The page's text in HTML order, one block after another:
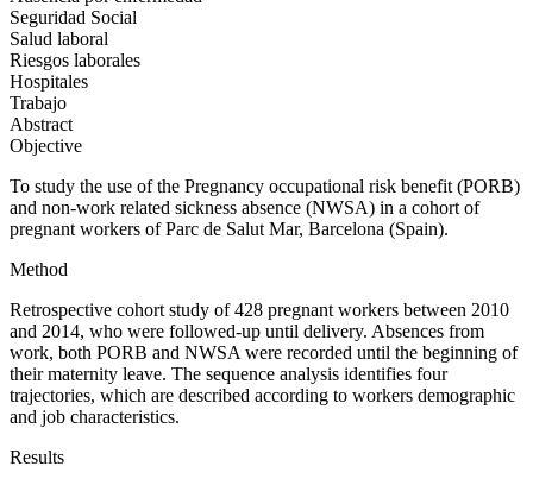
Seguridad Social
Salud laboral
Riesgos laborales
Hospitales
Trabajo
Abstract
Objective
To study the use of the Pregnancy occupational risk benefit (PORB)
and non-work related sickness absence (NWSA) in a cohort of
pregnant workers of Parc de Salut Mar, Barcelona (Spain).
Method
Retrospective cohort study of 428 pregnant workers between 2010
and 2014, who were followed-up until delivery. Absences from
work, both PORB and NWSA were recorded until the beginning of
their maternity leave. The sequence analysis identifies four
trajectories, which are described according to workers demographic
and job characteristics.
Results